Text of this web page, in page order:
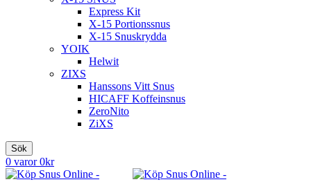
Express Kit
X-15 Portionssnus
X-15 Snuskrydda
YOIK
Helwit
ZIXS
Hanssons Vitt Snus
HICAFF Koffeinsnus
ZeroNito
ZiXS
Sök
0 varor 0kr